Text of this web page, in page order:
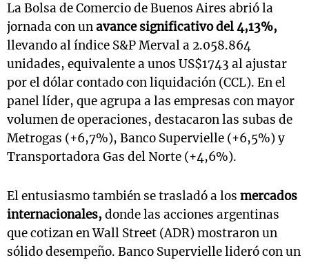
La Bolsa de Comercio de Buenos Aires abrió la
jornada con unavance significativo del 4,13%,
llevando al índice S&P Merval a 2.058.864
unidades, equivalente a unos US$1743 al ajustar
por el dólar contado con liquidación (CCL). En el
panel líder, que agrupa a las empresas con mayor
volumen de operaciones, destacaron las subas de
Metrogas (+6,7%), Banco Supervielle (+6,5%) y
Transportadora Gas del Norte (+4,6%).
El entusiasmo también se trasladó a los mercados
internacionales, donde las acciones argentinas
que cotizan en Wall Street (ADR) mostraron un
sólido desempeño. Banco Supervielle lideró con un